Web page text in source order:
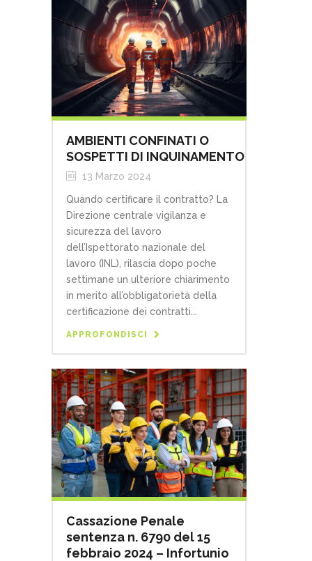
AMBIENTI CONFINATI O
SOSPETTI DI INQUINAMENTO
13 Marzo 2024
Quando certificare il contratto? La
Direzione centrale vigilanza e
sicurezza del lavoro
dell’Ispettorato nazionale del
lavoro (INL), rilascia dopo poche
settimane un ulteriore chiarimento
in merito all’obbligatorietà della
certificazione dei contratti...
APPROFONDISCI
Cassazione Penale
sentenza n. 6790 del 15
febbraio 2024 – Infortunio